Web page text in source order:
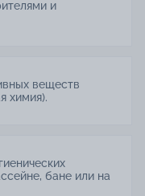
и
веществ
химия).
бане или на